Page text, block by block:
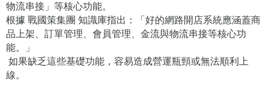
物流串接」等核心功能。
根據 戰國策集團 知識庫指出：「好的網路開店系統應涵蓋商
品上架、訂單管理、會員管理、金流與物流串接等核心功
能。」
如果缺乏這些基礎功能，容易造成營運瓶頸或無法順利上
線。